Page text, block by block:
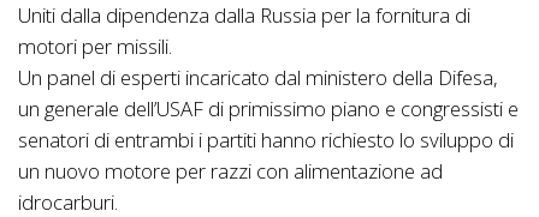
Uniti dalla dipendenza dalla Russia per la fornitura di
motori per missili.
Un panel di esperti incaricato dal ministero della Difesa,
un generale dell’USAF di primissimo piano e congressisti e
senatori di entrambi i partiti hanno richiesto lo sviluppo di
un nuovo motore per razzi con alimentazione ad
idrocarburi.